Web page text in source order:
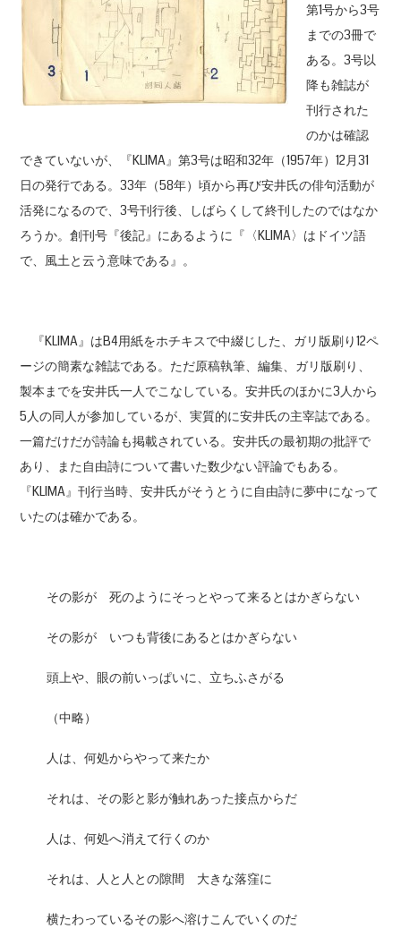
第1号から3号
までの3冊で
ある。3号以
降も雑誌が
刊行された
のかは確認
できていないが、『KLIMA』第3号は昭和32年（1957年）12月31
日の発行である。33年（58年）頃から再び安井氏の俳句活動が
活発になるので、3号刊行後、しばらくして終刊したのではなか
ろうか。創刊号『後記』にあるように『〈KLIMA〉はドイツ語
で、風土と云う意味である』。
『KLIMA』はB4用紙をホチキスで中綴じした、ガリ版刷り12ペ
ージの簡素な雑誌である。ただ原稿執筆、編集、ガリ版刷り、
製本までを安井氏一人でこなしている。安井氏のほかに3人から
5人の同人が参加しているが、実質的に安井氏の主宰誌である。
一篇だけだが詩論も掲載されている。安井氏の最初期の批評で
あり、また自由詩について書いた数少ない評論でもある。
『KLIMA』刊行当時、安井氏がそうとうに自由詩に夢中になって
いたのは確かである。
その影が 死のようにそっとやって来るとはかぎらない
その影が いつも背後にあるとはかぎらない
頭上や、眼の前いっぱいに、立ちふさがる
（中略）
人は、何処からやって来たか
それは、その影と影が触れあった接点からだ
人は、何処へ消えて行くのか
それは、人と人との隙間 大きな落窪に
横たわっているその影へ溶けこんでいくのだ